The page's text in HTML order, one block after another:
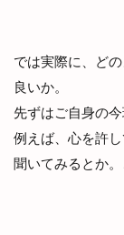
では実際に、ど
良いか。
先ずはご自身の
例えば、心を許
聞いてみるとか